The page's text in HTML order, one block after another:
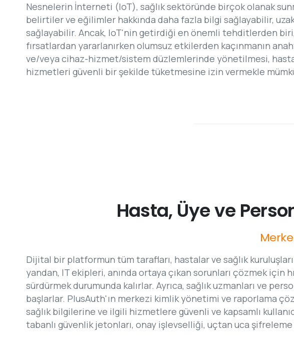
Nesnelerin İnterneti (IoT), sağlık sektöründe birçok olanak
belirtiler ve eğilimler hakkında daha fazla bilgi sağlayabilir,
sağlayabilir. Ancak, IoT'nin getirdiği en önemli tehditlerden
fırsatlardan yararlanırken olumsuz etkilerden kaçınmanın
ve/veya cihaz-hizmet/sistem düzlemlerinde yönetilmesi,
hizmetleri güvenli bir şekilde tüketmesine izin vermekle
Hasta, Üyeve
Dijital bir platformun tüm tarafları, hastalar ve sağlık
yandan, IT ekipleri, anında ortaya çıkan sorunları çözmek
sürdürmek durumunda kalırlar. Ayrıca, sağlık uzmanları ve
başlarlar. PlusAuth'ın merkezi kimlik yönetimi ve raporlama
sağlık bilgilerine ve ilgili hizmetlere güvenli ve kapsamlı
tabanlı güvenlik jetonları, onay işlevselliği, uçtan uca